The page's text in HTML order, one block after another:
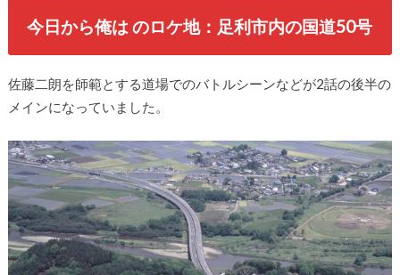
今日から俺は のロケ地：足利市内の国道50号
佐藤二朗を師範とする道場でのバトルシーンなどが2話の後半の
メインになっていました。